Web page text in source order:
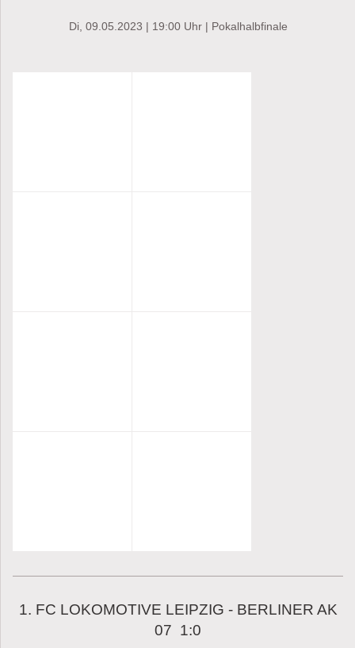
Di, 09.05.2023 | 19:00 Uhr | Pokalhalbfinale
1. FC LOKOMOTIVE LEIPZIG - BERLINER AK
07 1:0